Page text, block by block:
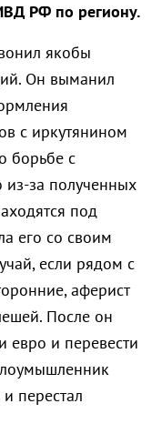
РФ по региону.
якобы
Он выманил
с иркутянином
борьбе с
за полученных
под
его со своим
если рядом с
аферист
После он
евро и перевести
перестал